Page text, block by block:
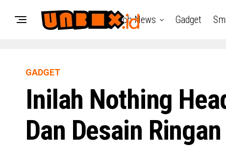
Tech News Gadget
GADGET
Inilah Nothing
Dan Desain Ringan